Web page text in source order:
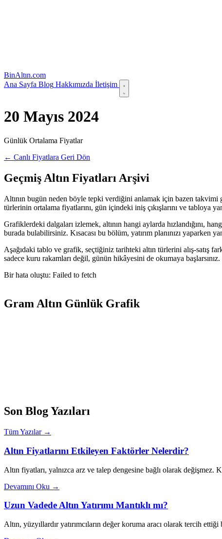
BinAltın.com
Ana Sayfa Blog Hakkımızda İletişim
20 Mayıs 2024
Günlük Ortalama Fiyatlar
← Canlı Fiyatlara Geri Dön
Geçmiş Altın Fiyatları Arşivi
Altının bugün neden böyle tepki verdiğini anlamak için bazen
türlerinin ortalama fiyatlarını, gün içindeki iniş çıkışlarını ve tabloya
Grafiklerdeki dalgaları izlemek, altının hangi aylarda hızlandığını,
burada bulabilirsiniz. Kısacası bu bölüm, yatırım planınızı yaparken
Aşağıdaki tablo ve grafik, seçtiğiniz tarihteki altın türlerini alış-satış
sadece kuru rakamları değil, günün hikâyesini de okumaya başlarsınız.
Bir hata oluştu: Failed to fetch
Gram Altın Günlük Grafik
Son Blog Yazıları
Tüm Yazılar →
Altın Fiyatlarını Etkileyen Faktörler Nelerdir?
Altın fiyatları, yalnızca arz ve talep dengesine bağlı olarak değişmez.
Devamını Oku →
Uzun Vadede Altın Yatırımı Mantıklı mı?
Altın, yüzyıllardır yatırımcıların değer koruma aracı olarak tercih